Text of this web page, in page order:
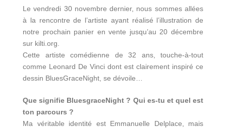
Le vendredi 30 novembre dernier, nous sommes allées
à la rencontre de l’artiste ayant réalisé l’illustration de
notre prochain panier en vente jusqu’au 20 décembre
sur kilti.org.
Cette artiste comédienne de 32 ans, touche-à-tout
comme Leonard De Vinci dont est clairement inspiré ce
dessin BluesGraceNight, se dévoile…
Que signifie BluesgraceNight ? Qui es-tu et quel est
ton parcours ?
Ma véritable identité est Emmanuelle Delplace, mais